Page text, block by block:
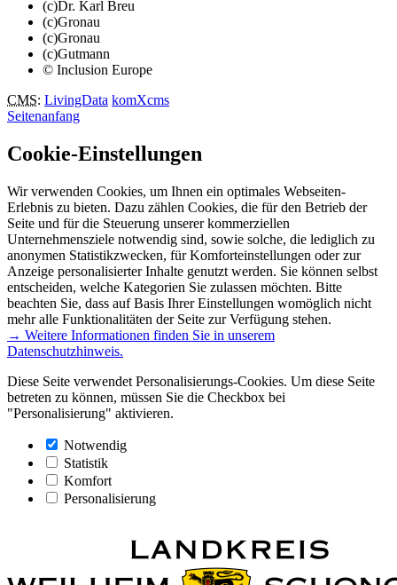
(c)Dr. Karl Breu
(c)Gronau
(c)Gronau
(c)Gutmann
© Inclusion Europe
CMS: LivingData komXcms
Seitenanfang
Cookie-Einstellungen
Wir verwenden Cookies, um Ihnen ein optimales Webseiten-
Erlebnis zu bieten. Dazu zählen Cookies, die für den Betrieb der
Seite und für die Steuerung unserer kommerziellen
Unternehmensziele notwendig sind, sowie solche, die lediglich zu
anonymen Statistikzwecken, für Komforteinstellungen oder zur
Anzeige personalisierter Inhalte genutzt werden. Sie können selbst
entscheiden, welche Kategorien Sie zulassen möchten. Bitte
beachten Sie, dass auf Basis Ihrer Einstellungen womöglich nicht
mehr alle Funktionalitäten der Seite zur Verfügung stehen.
→ Weitere Informationen finden Sie in unserem
Datenschutzhinweis.
Diese Seite verwendet Personalisierungs-Cookies. Um diese Seite
betreten zu können, müssen Sie die Checkbox bei
"Personalisierung" aktivieren.
Notwendig
Statistik
Komfort
Personalisierung